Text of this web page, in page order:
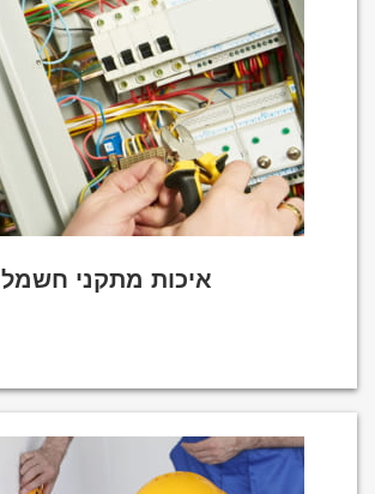
איכות מתקני חשמל